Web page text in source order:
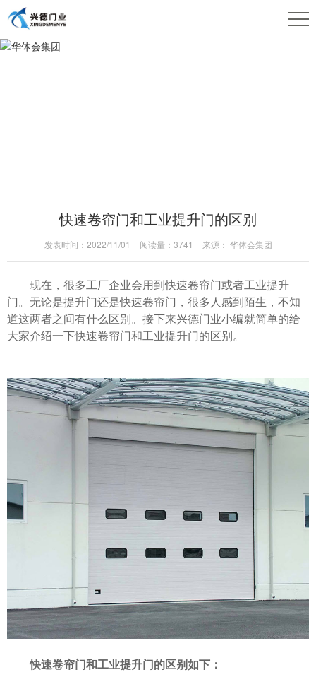
快速卷帘门和工业提升门的区别
发表时间：2022/11/01 阅读量：3741 来源： 华体会集团
现在，很多工厂企业会用到快速卷帘门或者工业提升
门。无论是提升门还是快速卷帘门，很多人感到陌生，不知
道这两者之间有什么区别。接下来兴德门业小编就简单的给
大家介绍一下快速卷帘门和工业提升门的区别。
快速卷帘门和工业提升门的区别如下：